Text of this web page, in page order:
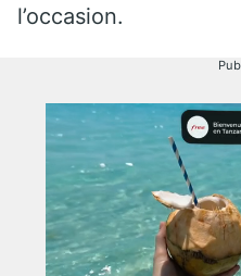
l’occasion.